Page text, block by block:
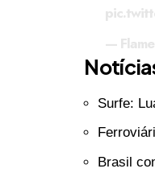
—
Surfe:
Brasil